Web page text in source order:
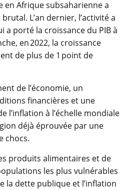
en Afrique subsaharienne a
L’an dernier, l’activité a
a porté la croissance du PIB à
en 2022, la croissance
de plus de 1 point de
de l’économie, un
financières et une
l’inflation à l’échelle mondiale
déjà éprouvée par une
chocs.
produits alimentaires et de
les plus vulnérables
la dette publique et l’inflation